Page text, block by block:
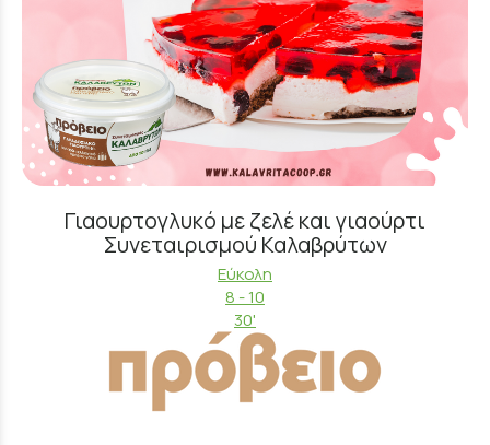
Γιαουρτογλυκό με ζελέ και γιαούρτι
Συνεταιρισμού Καλαβρύτων
Εύκολη
8 - 10
30'